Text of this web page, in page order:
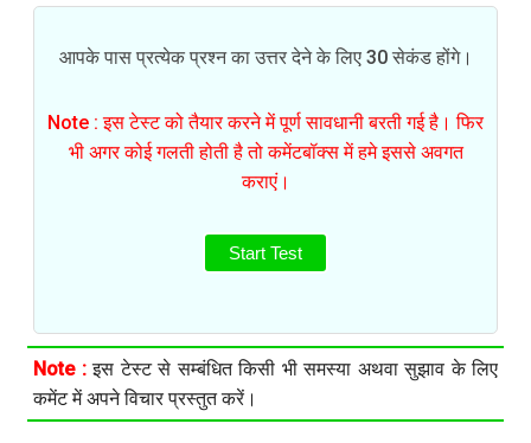
आपके पास प्रत्येक प्रश्न का उत्तर देने के लिए 30 सेकंड होंगे।
Note : इस टेस्ट को तैयार करने में पूर्ण सावधानी बरती गई है। फिर
भी अगर कोई गलती होती है तो कमेंटबॉक्स में हमे इससे अवगत
कराएं।
Start Test
Note :इस टेस्ट से सम्बंधित किसी भी समस्या अथवा सुझाव के लिए
कमेंट में अपने विचार प्रस्तुत करें।